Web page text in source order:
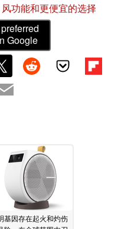
风功能和更便宜的选择
Google
基因存在起火和灼伤